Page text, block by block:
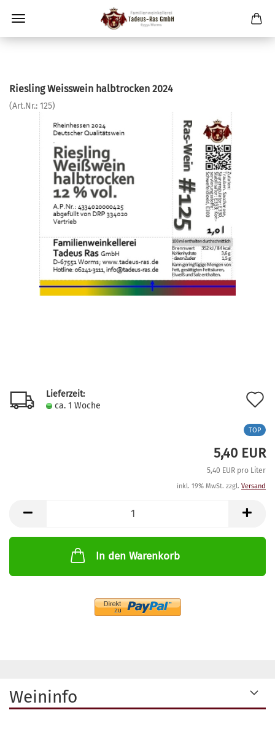
Riesling Weisswein halbtrocken 2024
(Art.Nr.: 125)
Lieferzeit:
ca. 1 Woche
TOP
5,40 EUR
5,40 EUR pro Liter
inkl. 19% MwSt. zzgl. Versand
In den Warenkorb
Weininfo